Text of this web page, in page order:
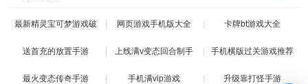
最新精灵宝可梦游戏破
解版
网页游戏手机版大全 卡牌bt游戏大全
送首充的放置手游 上线满v变态回合制手
游
手机横版过关游戏推荐
最火变态传奇手游 手机满vip游戏 升级靠打怪手游